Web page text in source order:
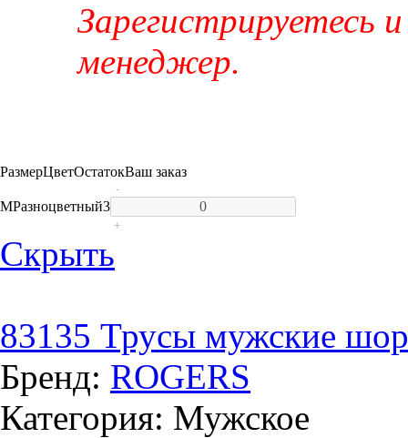
Зарегистрируетесь
менеджер.
РазмерЦветОстатокВаш заказ
MРазноцветный3
-
+
Скрыть
83135 Трусы мужские
Бренд: ROGERS
Категория: Мужское